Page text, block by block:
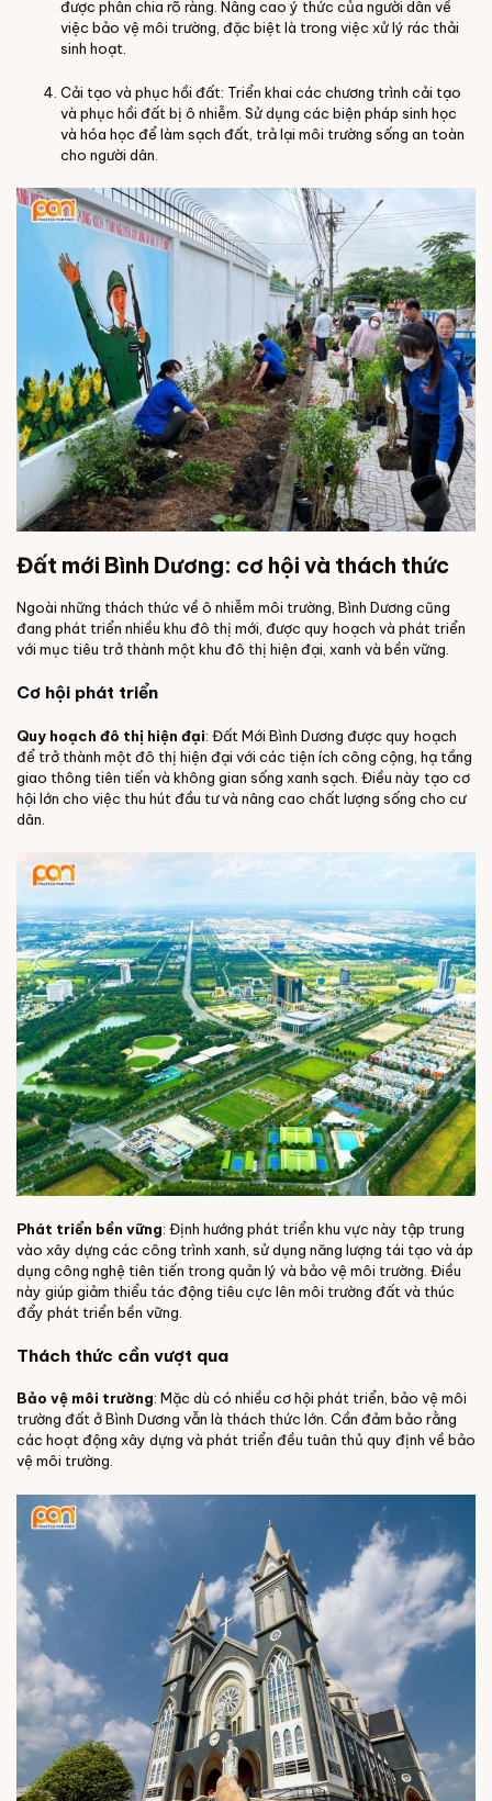
được phân chia rõ ràng. Nâng cao ý thức của người dân về
việc bảo vệ môi trường, đặc biệt là trong việc xử lý rác thải
sinh hoạt.
Cải tạo và phục hồi đất: Triển khai các chương trình cải tạo
và phục hồi đất bị ô nhiễm. Sử dụng các biện pháp sinh học
và hóa học để làm sạch đất, trả lại môi trường sống an toàn
cho người dân.
Đất mới Bình Dương: cơ hội và thách thức
Ngoài những thách thức về ô nhiễm môi trường, Bình Dương cũng
đang phát triển nhiều khu đô thị mới, được quy hoạch và phát triển
với mục tiêu trở thành một khu đô thị hiện đại, xanh và bền vững.
Cơ hội phát triển
Quy hoạch đô thị hiện đại: Đất Mới Bình Dương được quy hoạch
để trở thành một đô thị hiện đại với các tiện ích công cộng, hạ tầng
giao thông tiên tiến và không gian sống xanh sạch. Điều này tạo cơ
hội lớn cho việc thu hút đầu tư và nâng cao chất lượng sống cho cư
dân.
Phát triển bền vững: Định hướng phát triển khu vực này tập trung
vào xây dựng các công trình xanh, sử dụng năng lượng tái tạo và áp
dụng công nghệ tiên tiến trong quản lý và bảo vệ môi trường. Điều
này giúp giảm thiểu tác động tiêu cực lên môi trường đất và thúc
đẩy phát triển bền vững.
Thách thức cần vượt qua
Bảo vệ môi trường: Mặc dù có nhiều cơ hội phát triển, bảo vệ môi
trường đất ở Bình Dương vẫn là thách thức lớn. Cần đảm bảo rằng
các hoạt động xây dựng và phát triển đều tuân thủ quy định về bảo
vệ môi trường.